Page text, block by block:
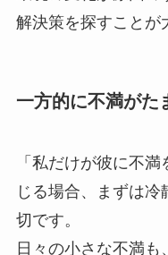
解決策を探すことが
一方的に不満がた
「私だけが彼に不
じる場合、まずは
切です。
日々の小さな不満